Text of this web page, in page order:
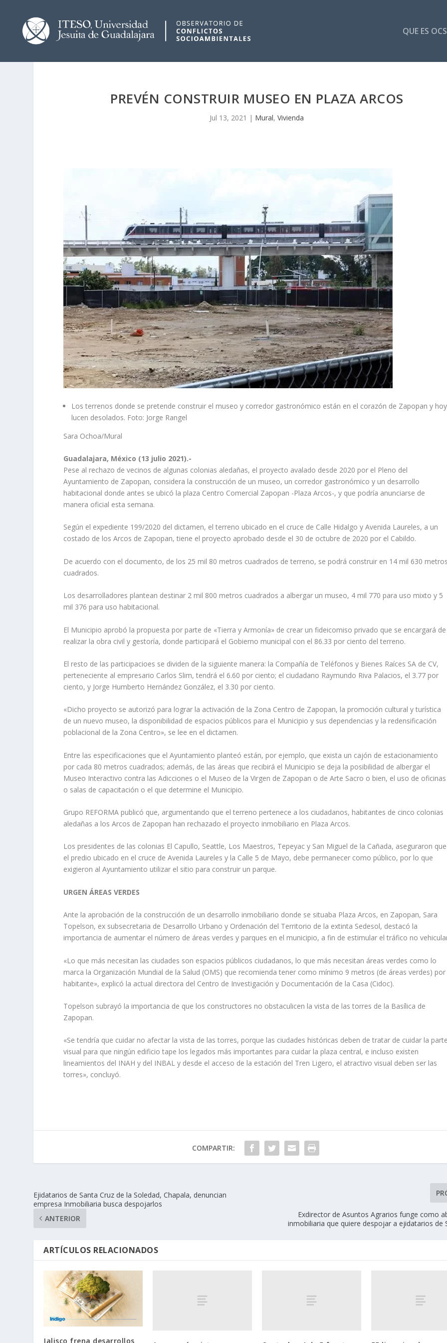
QUE ES
PREVÉN CONSTRUIR MUSEO EN PLAZA ARCOS
Jul 13, 2021 | Mural,Vivienda
Los terrenos donde se pretende construir el museo y corredor gastronómico están en el corazón de Zapopan y hoy
lucen desolados. Foto: Jorge Rangel
Sara Ochoa/Mural
Guadalajara, México (13 julio 2021).-
Pese al rechazo de vecinos de algunas colonias aledañas, el proyecto avalado desde 2020 por el Pleno del
Ayuntamiento de Zapopan, considera la construcción de un museo, un corredor gastronómico y un desarrollo
habitacional donde antes se ubicó la plaza Centro Comercial Zapopan -Plaza Arcos-, y que podría anunciarse de
manera oficial esta semana.
Según el expediente 199/2020 del dictamen, el terreno ubicado en el cruce de Calle Hidalgo y Avenida Laureles, a un
costado de los Arcos de Zapopan, tiene el proyecto aprobado desde el 30 de octubre de 2020 por el Cabildo.
De acuerdo con el documento, de los 25 mil 80 metros cuadrados de terreno, se podrá construir en 14 mil 630
cuadrados.
Los desarrolladores plantean destinar 2 mil 800 metros cuadrados a albergar un museo, 4 mil 770 para uso mixto y 5
mil 376 para uso habitacional.
El Municipio aprobó la propuesta por parte de «Tierra y Armonía» de crear un fideicomiso privado que se encargará de
realizar la obra civil y gestoría, donde participará el Gobierno municipal con el 86.33 por ciento del terreno.
El resto de las participacioes se dividen de la siguiente manera: la Compañía de Teléfonos y Bienes Raíces SA de CV,
perteneciente al empresario Carlos Slim, tendrá el 6.60 por ciento; el ciudadano Raymundo Riva Palacios, el 3.77 por
ciento, y Jorge Humberto Hernández González, el 3.30 por ciento.
«Dicho proyecto se autorizó para lograr la activación de la Zona Centro de Zapopan, la promoción cultural y turística
de un nuevo museo, la disponibilidad de espacios públicos para el Municipio y sus dependencias y la redensificación
poblacional de la Zona Centro», se lee en el dictamen.
Entre las especificaciones que el Ayuntamiento planteó están, por ejemplo, que exista un cajón de estacionamiento
por cada 80 metros cuadrados; además, de las áreas que recibirá el Municipio se deja la posibilidad de albergar el
Museo Interactivo contra las Adicciones o el Museo de la Virgen de Zapopan o de Arte Sacro o bien, el uso de oficinas
o salas de capacitación o el que determine el Municipio.
Grupo REFORMA publicó que, argumentando que el terreno pertenece a los ciudadanos, habitantes de cinco colonias
aledañas a los Arcos de Zapopan han rechazado el proyecto inmobiliario en Plaza Arcos.
Los presidentes de las colonias El Capullo, Seattle, Los Maestros, Tepeyac y San Miguel de la Cañada, aseguraron que
el predio ubicado en el cruce de Avenida Laureles y la Calle 5 de Mayo, debe permanecer como público, por lo que
exigieron al Ayuntamiento utilizar el sitio para construir un parque.
URGEN ÁREAS VERDES
Ante la aprobación de la construcción de un desarrollo inmobiliario donde se situaba Plaza Arcos, en Zapopan, Sara
Topelson, ex subsecretaria de Desarrollo Urbano y Ordenación del Territorio de la extinta Sedesol, destacó la
importancia de aumentar el número de áreas verdes y parques en el municipio, a fin de estimular el tráfico no
«Lo que más necesitan las ciudades son espacios públicos ciudadanos, lo que más necesitan áreas verdes como lo
marca la Organización Mundial de la Salud (OMS) que recomienda tener como mínimo 9 metros (de áreas verdes) por
habitante», explicó la actual directora del Centro de Investigación y Documentación de la Casa (Cidoc).
Topelson subrayó la importancia de que los constructores no obstaculicen la vista de las torres de la Basílica de
Zapopan.
«Se tendría que cuidar no afectar la vista de las torres, porque las ciudades históricas deben de tratar de cuidar la
visual para que ningún edificio tape los legados más importantes para cuidar la plaza central, e incluso existen
lineamientos del INAH y del INBAL y desde el acceso de la estación del Tren Ligero, el atractivo visual deben ser las
torres», concluyó.
COMPARTIR:
Ejidatarios de Santa Cruz de la Soledad, Chapala, denuncian
empresa Inmobiliaria busca despojarlos
ANTERIOR
Exdirector de Asuntos Agrarios funge como
inmobiliaria que quiere despojar a ejidatarios de
ARTÍCULOS RELACIONADOS
Jalisco frena desarrollos